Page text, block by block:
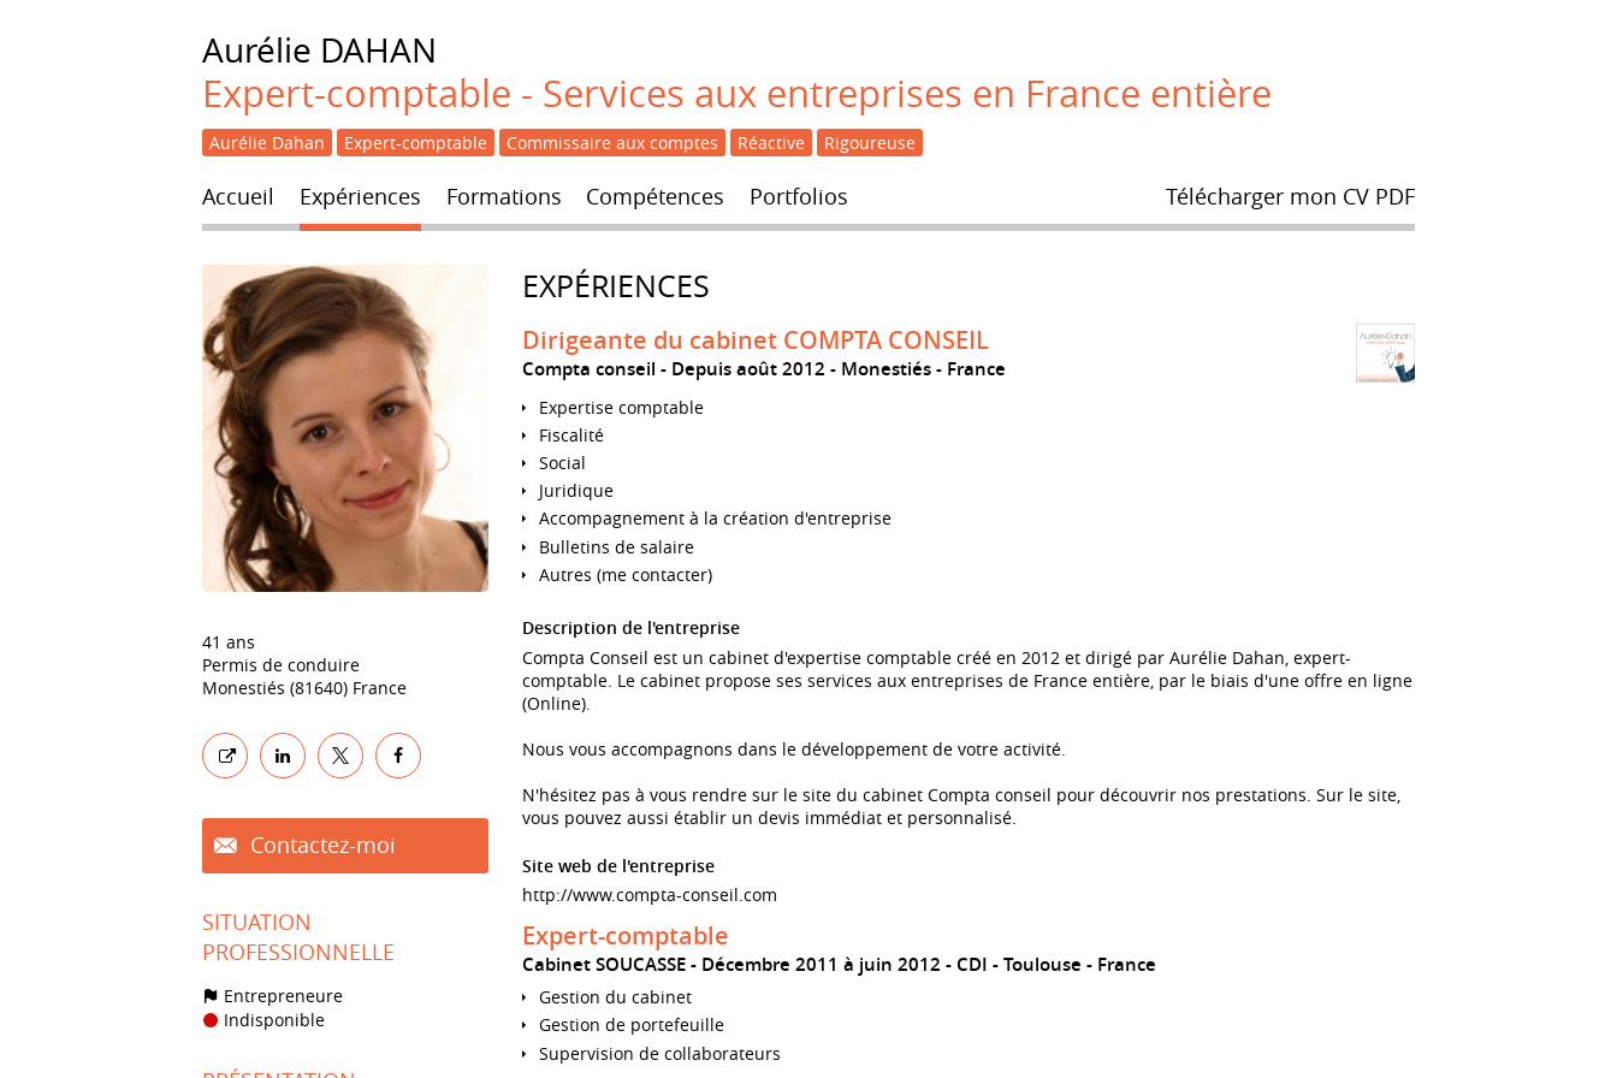
Aurélie DAHAN
Expert-comptable - Services aux entreprises en France entière
Aurélie Dahan Expert-comptable Commissaire aux comptes Réactive Rigoureuse
Accueil Expériences Formations Compétences Portfolios Télécharger mon CV PDF
41 ans
Permis de conduire
Monestiés (81640) France
Contactez-moi
SITUATION
PROFESSIONNELLE
Entrepreneure
Indisponible
EXPÉRIENCES
Dirigeante du cabinet COMPTA CONSEIL
Compta conseil Depuis août 2012 Monestiés France
Expertise comptable
Fiscalité
Social
Juridique
Accompagnement à la création d'entreprise
Bulletins de salaire
Autres (me contacter)
Description de l'entreprise
Compta Conseil est un cabinet d'expertise comptable créé en 2012 et dirigé par Aurélie Dahan, expert-
comptable. Le cabinet propose ses services aux entreprises de France entière, par le biais d'une offre en ligne
(Online).
Nous vous accompagnons dans le développement de votre activité.
N'hésitez pas à vous rendre sur le site du cabinet Compta conseil pour découvrir nos prestations. Sur le site,
vous pouvez aussi établir un devis immédiat et personnalisé.
Site web de l'entreprise
http://www.compta-conseil.com
Expert-comptable
Cabinet SOUCASSE Décembre 2011 à juin 2012 CDI Toulouse France
Gestion du cabinet
Gestion de portefeuille
Supervision de collaborateurs